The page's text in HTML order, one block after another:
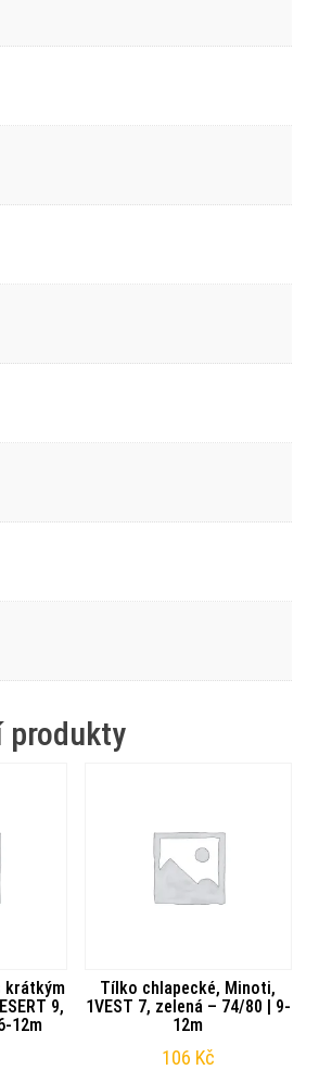
produkty
krátkým
9,
12m
Tílko chlapecké, Minoti,
1VEST 7, zelená – 74/80 | 9-
12m
106 Kč